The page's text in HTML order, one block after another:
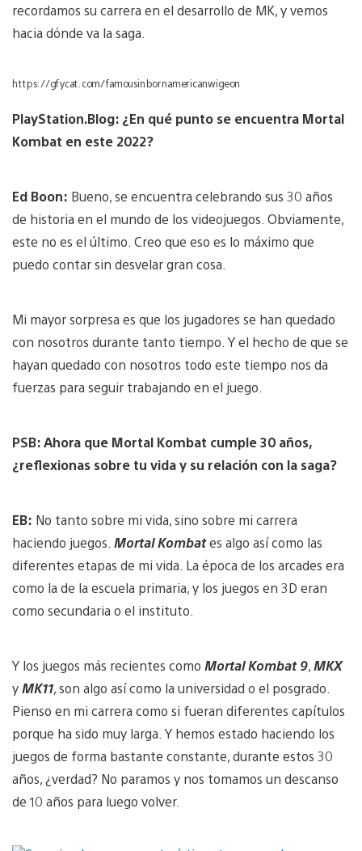
recordamos su carrera en el desarrollo de MK, y vemos
hacia dónde va la saga.
https://gfycat.com/famousinbornamericanwigeon
PlayStation.Blog: ¿En qué punto se encuentra Mortal
Kombat en este 2022?
Ed Boon: Bueno, se encuentra celebrando sus 30 años
de historia en el mundo de los videojuegos. Obviamente,
este no es el último. Creo que eso es lo máximo que
puedo contar sin desvelar gran cosa.
Mi mayor sorpresa es que los jugadores se han quedado
con nosotros durante tanto tiempo. Y el hecho de que se
hayan quedado con nosotros todo este tiempo nos da
fuerzas para seguir trabajando en el juego.
PSB: Ahora que Mortal Kombat cumple 30 años,
¿reflexionas sobre tu vida y su relación con la saga?
EB: No tanto sobre mi vida, sino sobre mi carrera
haciendo juegos. Mortal Kombates algo así como las
diferentes etapas de mi vida. La época de los arcades era
como la de la escuela primaria, y los juegos en 3D eran
como secundaria o el instituto.
Y los juegos más recientes como Mortal Kombat 9,MKX
yMK11, son algo así como la universidad o el posgrado.
Pienso en mi carrera como si fueran diferentes capítulos
porque ha sido muy larga. Y hemos estado haciendo los
juegos de forma bastante constante, durante estos 30
años, ¿verdad? No paramos y nos tomamos un descanso
de 10 años para luego volver.